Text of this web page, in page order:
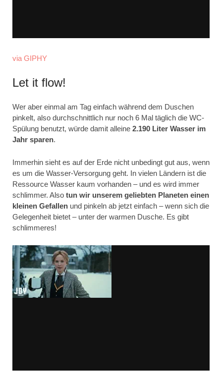
via GIPHY
Let it flow!
Wer aber einmal am Tag einfach während dem Duschen
pinkelt, also durchschnittlich nur noch 6 Mal täglich die WC-
Spülung benutzt, würde damit alleine 2.190 Liter Wasser im
Jahr sparen.
Immerhin sieht es auf der Erde nicht unbedingt gut aus, wenn
es um die Wasser-Versorgung geht. In vielen Ländern ist die
Ressource Wasser kaum vorhanden – und es wird immer
schlimmer. Also tun wir unserem geliebten Planeten einen
kleinen Gefallen und pinkeln ab jetzt einfach – wenn sich die
Gelegenheit bietet – unter der warmen Dusche. Es gibt
schlimmeres!